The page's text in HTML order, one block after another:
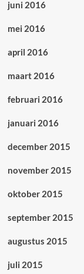
juni 2016
mei 2016
april 2016
maart 2016
februari 2016
januari 2016
december 2015
november 2015
oktober 2015
september 2015
augustus 2015
juli 2015